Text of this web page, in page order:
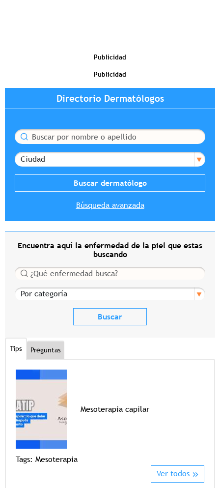
Publicidad
Publicidad
Directorio Dermatólogos
Buscar
Ciudad
Búsqueda avanzada
Encuentra aquí la enfermedad de la piel que estas
buscando
Buscar
Por categoría
Tips Preguntas
Mesoterapia capilar
Tags: Mesoterapia
Ver todos